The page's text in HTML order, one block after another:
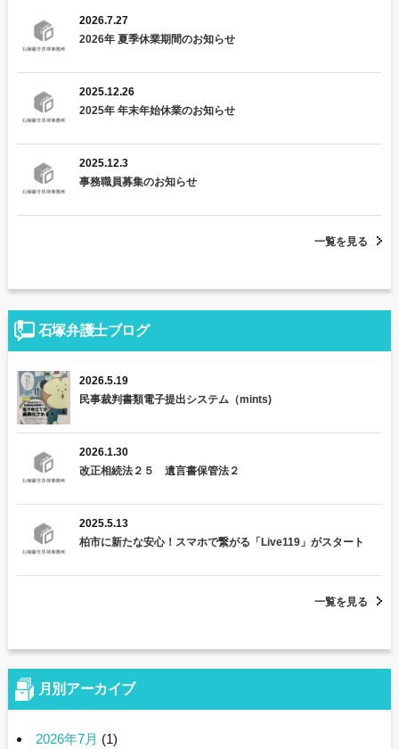
2026.7.27
2026年 夏季休業期間のお知らせ
2025.12.26
2025年 年末年始休業のお知らせ
2025.12.3
事務職員募集のお知らせ
一覧を見る
石塚弁護士ブログ
2026.5.19
民事裁判書類電子提出システム（mints)
2026.1.30
改正相続法２５ 遺言書保管法２
2025.5.13
柏市に新たな安心！スマホで繋がる「Live119」がスタート
一覧を見る
月別アーカイブ
2026年7月 (1)